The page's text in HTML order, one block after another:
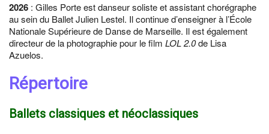
2026 : Gilles Porte est danseur soliste et assistant chorégraphe
au sein du Ballet Julien Lestel. Il continue d’enseigner à l’École
Nationale Supérieure de Danse de Marseille. Il est également
directeur de la photographie pour le film LOL 2.0de Lisa
Azuelos.
Répertoire
Ballets classiques et néoclassiques